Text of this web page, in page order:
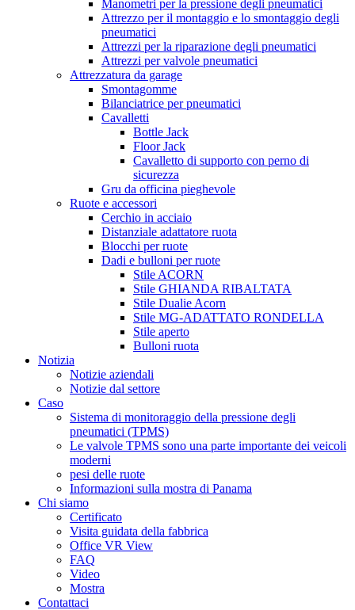
Manometri per la pressione degli pneumatici
Attrezzo per il montaggio e lo smontaggio degli
pneumatici
Attrezzi per la riparazione degli pneumatici
Attrezzi per valvole pneumatici
Attrezzatura da garage
Smontagomme
Bilanciatrice per pneumatici
Cavalletti
Bottle Jack
Floor Jack
Cavalletto di supporto con perno di
sicurezza
Gru da officina pieghevole
Ruote e accessori
Cerchio in acciaio
Distanziale adattatore ruota
Blocchi per ruote
Dadi e bulloni per ruote
Stile ACORN
Stile GHIANDA RIBALTATA
Stile Dualie Acorn
Stile MG-ADATTATO RONDELLA
Stile aperto
Bulloni ruota
Notizia
Notizie aziendali
Notizie dal settore
Caso
Sistema di monitoraggio della pressione degli
pneumatici (TPMS)
Le valvole TPMS sono una parte importante dei veicoli
moderni
pesi delle ruote
Informazioni sulla mostra di Panama
Chi siamo
Certificato
Visita guidata della fabbrica
Office VR View
FAQ
Video
Mostra
Contattaci